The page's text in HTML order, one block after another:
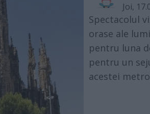
Joi,
Spectacolul
orase ale
pentru luna
pentru un
acestei